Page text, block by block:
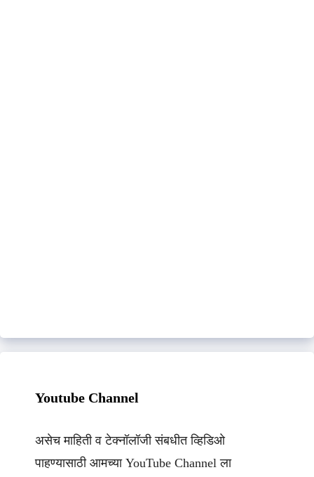
Youtube Channel
असेच माहिती व टेक्नॉलॉजी संबधीत व्हिडिओ
पाहण्यासाठी आमच्या YouTube Channel ला